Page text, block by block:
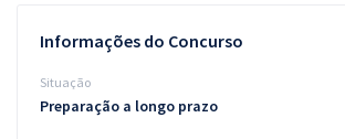
Conteúdo gratuito
Informações do Concurso
Situação
Preparação a longo prazo